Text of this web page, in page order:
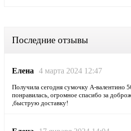
Последние отзывы
Елена 4 марта 2024 12:47
Получила сегодня сумочку А-валентино
понравилась, огромное спасибо за
,быструю доставку!